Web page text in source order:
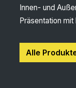
Innen- und
Präsentation
Alle